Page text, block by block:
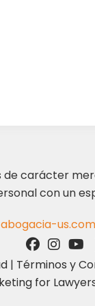
de carácter
con un
abogacia-
| Términos y
for